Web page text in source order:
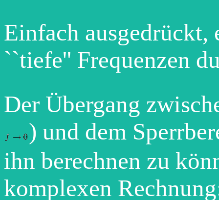
Einfach ausgedrückt,
``tiefe'' Frequenzen
Der Übergang
) und dem
ihn berechnen zu
komplexen